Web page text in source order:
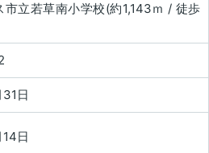
市立若草南小学校(約1,143ｍ / 徒歩
日
日